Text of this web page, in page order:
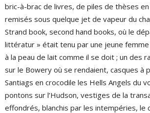
bric-à-brac de livres, de piles de thèses
remisés sous quelque jet de vapeur du
Strand book, second hand books, où le
littératur » était tenu par une jeune
à la peau de lait comme il se doit ; un des
sur le Bowery où se rendaient, casques à
Santiags en crocodile les Hells Angels du
pontons sur l’Hudson, vestiges de la
effondrés, blanchis par les intempéries, le